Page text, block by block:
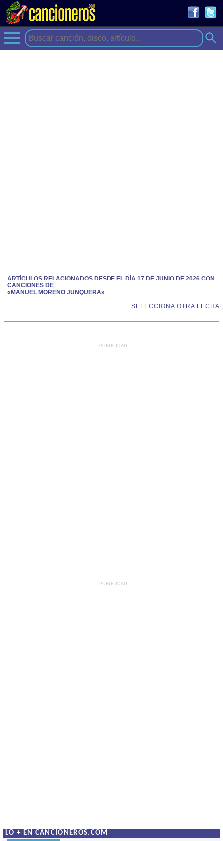
ARTÍCULOS RELACIONADOS DESDE EL DÍA 17 DE JUNIO DE 2026 CON
CANCIONES DE
«MANUEL MORENO JUNQUERA»
SELECCIONA OTRA FECHA
PUBLICIDAD
PUBLICIDAD
LO + EN CANCIONEROS.COM